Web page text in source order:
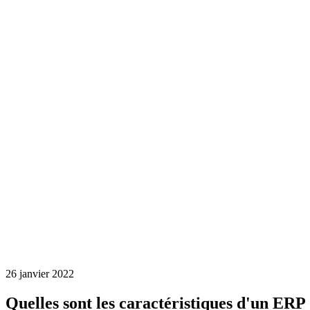
26 janvier 2022
Quelles sont les caractéristiques d'un ERP